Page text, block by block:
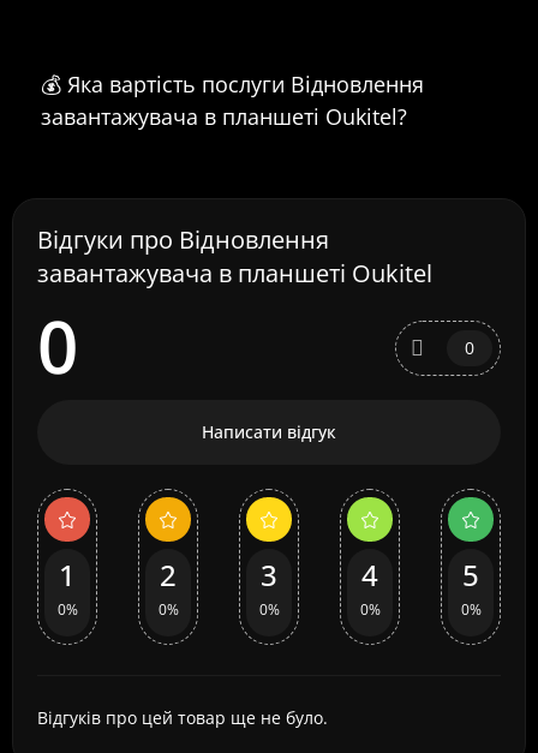
💰 Яка вартість послуги Відновлення
завантажувача в планшеті Oukitel?
Відгуки про Відновлення
завантажувача в планшеті Oukitel
0 0
Написати відгук
1
0%
2
0%
3
0%
4
0%
5
0%
Відгуків про цей товар ще не було.